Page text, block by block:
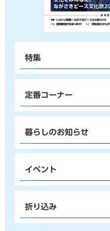
特集
定番コーナー
暮らしのお知らせ
イベント
折り込み